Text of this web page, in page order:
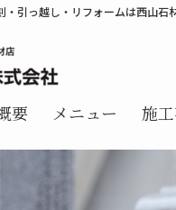
・引っ越し・リフォームは西山石
要 メニュー 施